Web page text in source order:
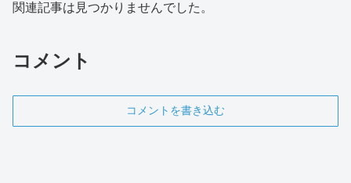
関連記事は見つかりませんでした。
コメント
コメントを書き込む